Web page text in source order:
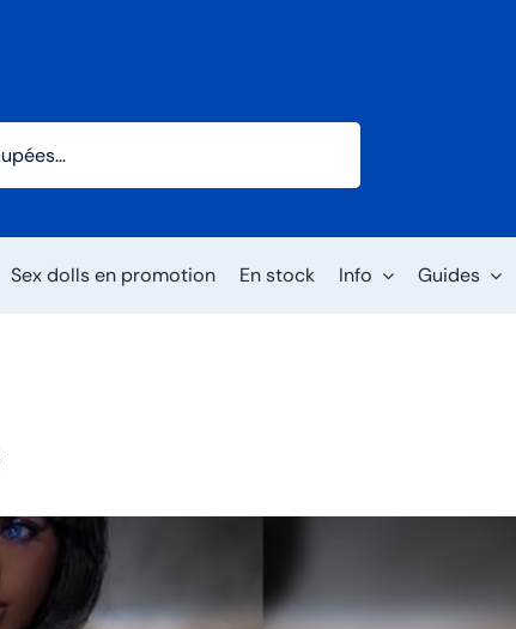
Sex dolls en promotion En stock Info Guides